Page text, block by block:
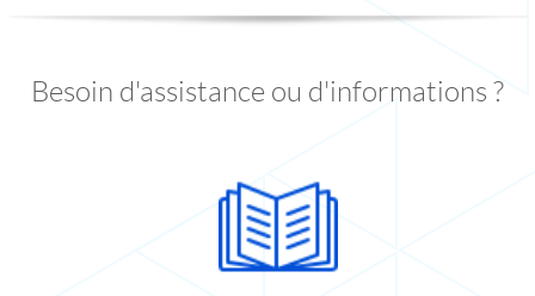
Besoin d'assistance ou d'informations ?